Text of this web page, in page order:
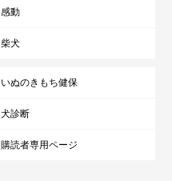
感動
柴犬
いぬのきもち健保
犬診断
購読者専用ページ